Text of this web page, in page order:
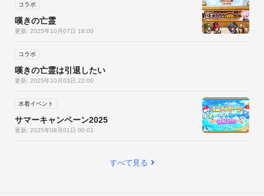
は、Wi-Fi環境でのプレイを推奨致します。 ※一部環境や端末
使用状況によって、ゲームがスムーズに動作しない場合があり
アプリを終了する、端末の電源を切る、キャッシュクリア等で
改善する可能性があります。※ご利用前にアプリ内「メニュ
ー」から利用規約を必ずご確認の上ご利用ください。
コラボ
嘆きの亡霊
更新: 2025年10月07日 18:00
コラボ
嘆きの亡霊は引退したい
更新: 2025年10月03日 22:00
水着イベント
サマーキャンペーン2025
更新: 2025年08月01日 00:01
すべて見る